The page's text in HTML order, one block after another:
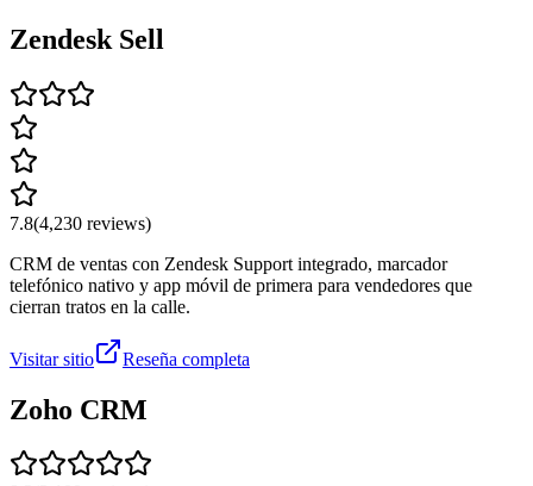
Zendesk Sell
7.8(4,230 reviews)
CRM de ventas con Zendesk Support integrado, marcador
telefónico nativo y app móvil de primera para vendedores que
cierran tratos en la calle.
Visitar sitio Reseña completa
Zoho CRM